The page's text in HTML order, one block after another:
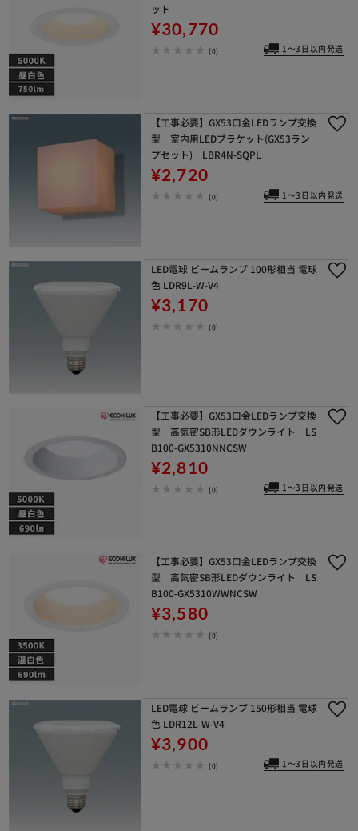
ット
¥30,770
(0) 1～3日以内発送
【工事必要】GX53口金LEDランプ交換
型 室内用LEDブラケット(GX53ラン
プセット) LBR4N-SQPL
¥2,720
(0) 1～3日以内発送
LED電球 ビームランプ 100形相当 電球
色 LDR9L-W-V4
¥3,170
(0)
【工事必要】GX53口金LEDランプ交換
型 高気密SB形LEDダウンライト LS
B100-GX5310NNCSW
¥2,810
(0) 1～3日以内発送
【工事必要】GX53口金LEDランプ交換
型 高気密SB形LEDダウンライト LS
B100-GX5310WWNCSW
¥3,580
(0)
LED電球 ビームランプ 150形相当 電球
色 LDR12L-W-V4
¥3,900
(0) 1～3日以内発送